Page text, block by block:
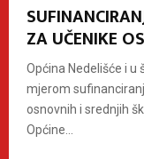
ZA UČENIKE
Općina Nedelišće i u
mjerom
osnovnih i srednjih
Općine...